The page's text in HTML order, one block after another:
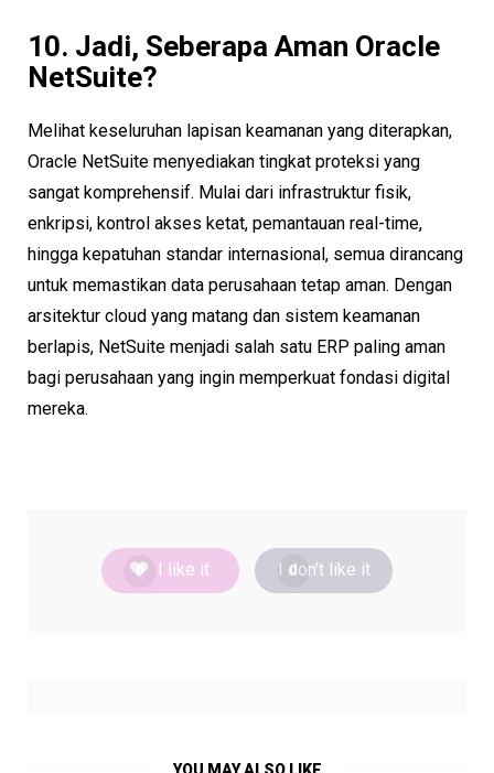
10. Jadi, Seberapa Aman Oracle
NetSuite?
Melihat keseluruhan lapisan keamanan yang diterapkan,
Oracle NetSuite menyediakan tingkat proteksi yang
sangat komprehensif. Mulai dari infrastruktur fisik,
enkripsi, kontrol akses ketat, pemantauan real-time,
hingga kepatuhan standar internasional, semua dirancang
untuk memastikan data perusahaan tetap aman. Dengan
arsitektur cloud yang matang dan sistem keamanan
berlapis, NetSuite menjadi salah satu ERP paling aman
bagi perusahaan yang ingin memperkuat fondasi digital
mereka.
0 I like it 0
I don't like it
YOU MAY ALSO LIKE